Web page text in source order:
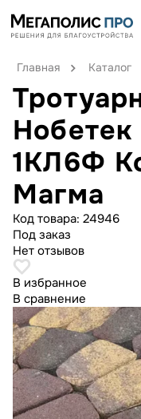
Главная Каталог
Нобетек
1КЛ6Ф
Магма
Код товара: 24946
Под заказ
Нет отзывов
В избранное
В сравнение